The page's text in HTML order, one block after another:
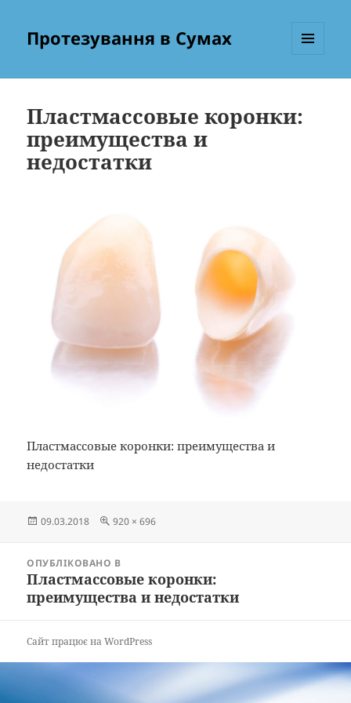
Протезування в Сумах
Пластмассовые коронки:
преимущества и
недостатки
Пластмассовые коронки: преимущества и
недостатки
Опубліковано
09.03.2018
Повний
920 × 696
записівОПУБЛІКОВАНО В
Пластмассовые коронки:
преимущества и недостатки
Сайт працює на WordPress